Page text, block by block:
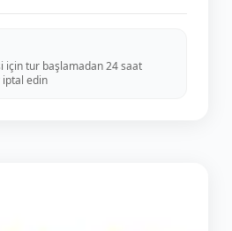
için tur başlamadan 24 saat
iptal edin